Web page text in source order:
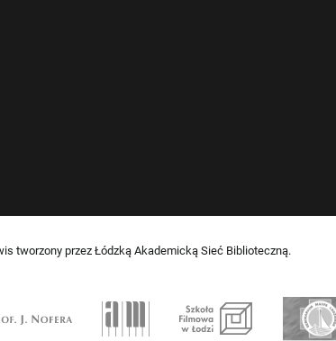
tworzony przez Łódzką Akademicką Sieć Biblioteczną.